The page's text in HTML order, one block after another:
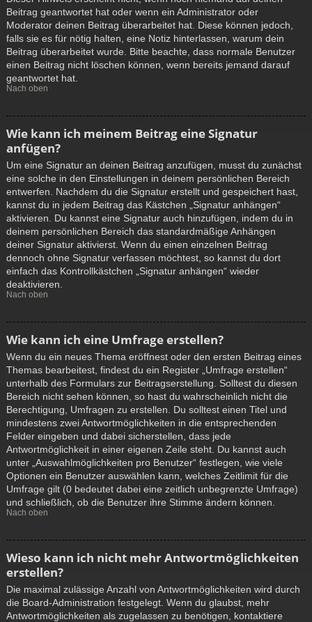
Beitrag geantwortet hat oder wenn ein Administrator oder
Moderator deinen Beitrag überarbeitet hat. Diese können jedoch,
falls sie es für nötig halten, eine Notiz hinterlassen, warum dein
Beitrag überarbeitet wurde. Bitte beachte, dass normale Benutzer
einen Beitrag nicht löschen können, wenn bereits jemand darauf
geantwortet hat.
Nach oben
Wie kann ich meinem Beitrag eine Signatur
anfügen?
Um eine Signatur an deinen Beitrag anzufügen, musst du zunächst
eine solche in den Einstellungen in deinem persönlichen Bereich
entwerfen. Nachdem du die Signatur erstellt und gespeichert hast,
kannst du in jedem Beitrag das Kästchen „Signatur anhängen“
aktivieren. Du kannst eine Signatur auch hinzufügen, indem du in
deinem persönlichen Bereich das standardmäßige Anhängen
deiner Signatur aktivierst. Wenn du einen einzelnen Beitrag
dennoch ohne Signatur verfassen möchtest, so kannst du dort
einfach das Kontrollkästchen „Signatur anhängen“ wieder
deaktivieren.
Nach oben
Wie kann ich eine Umfrage erstellen?
Wenn du ein neues Thema eröffnest oder den ersten Beitrag eines
Themas bearbeitest, findest du ein Register „Umfrage erstellen“
unterhalb des Formulars zur Beitragserstellung. Solltest du diesen
Bereich nicht sehen können, so hast du wahrscheinlich nicht die
Berechtigung, Umfragen zu erstellen. Du solltest einen Titel und
mindestens zwei Antwortmöglichkeiten in die entsprechenden
Felder eingeben und dabei sicherstellen, dass jede
Antwortmöglichkeit in einer eigenen Zeile steht. Du kannst auch
unter „Auswahlmöglichkeiten pro Benutzer“ festlegen, wie viele
Optionen ein Benutzer auswählen kann, welches Zeitlimit für die
Umfrage gilt (0 bedeutet dabei eine zeitlich unbegrenzte Umfrage)
und schließlich, ob die Benutzer ihre Stimme ändern können.
Nach oben
Wieso kann ich nicht mehr Antwortmöglichkeiten
erstellen?
Die maximal zulässige Anzahl von Antwortmöglichkeiten wird durch
die Board-Administration festgelegt. Wenn du glaubst, mehr
Antwortmöglichkeiten als zugelassen zu benötigen, kontaktiere